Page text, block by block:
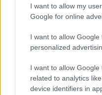
I want to allow my
Google for online
I want to allow Google
personalized
I want to allow
related to analytics
device identifiers in
GYŐRBEN
Majka koncert, jóga szeánsz,